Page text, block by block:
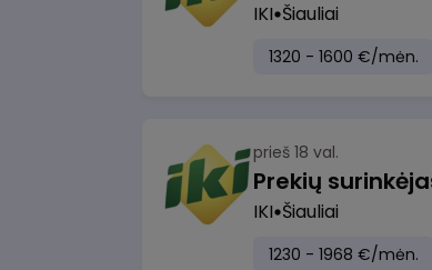
IKI Šiauliai
1320 - 1600 €/mėn.
prieš 18 val.
IKI Šiauliai
1230 - 1968 €/mėn.